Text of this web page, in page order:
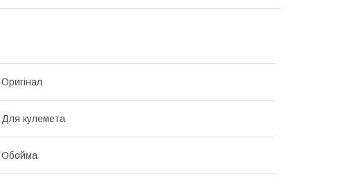
Оригінал
Для кулемета
Обойма